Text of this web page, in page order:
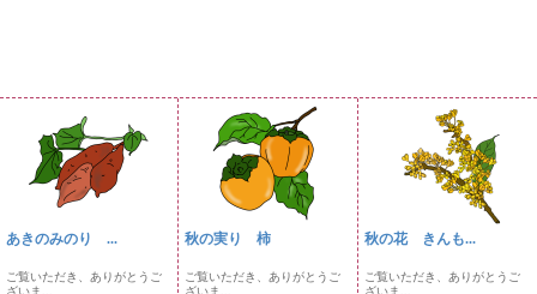
あきのみのり ...
ご覧いただき、ありがとうご
秋の実り 柿
ご覧いただき、ありがとうご
秋の花 きんも...
ご覧いただき、ありがとうご